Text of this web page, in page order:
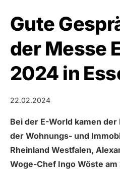
Gute
der Messe
2024 in
22.02.2024
Bei der E-World kamen
der Wohnungs- und
Rheinland Westfalen,
Woge-Chef Ingo Wöste